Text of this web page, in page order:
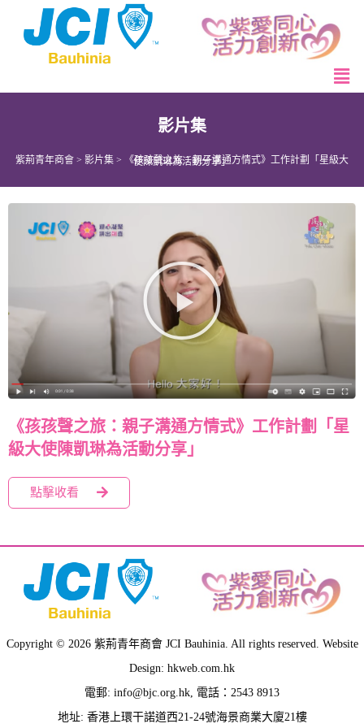
影片集
紫荊青年商會 > 影片集 > 《孩孩聲之旅：親子溝通方情式》工作計劃「星級大使陳凱琳為活動分享」
《孩孩聲之旅：親子溝通方情式》工作計劃「星
級大使陳凱琳為活動分享」
點擊收看
Copyright © 2026 紫荊青年商會 JCI Bauhinia. All rights reserved. Website
Design: hkweb.com.hk
電郵: info@bjc.org.hk, 電話：2543 8913
地址: 香港上環干諾道西21-24號海景商業大廈21樓